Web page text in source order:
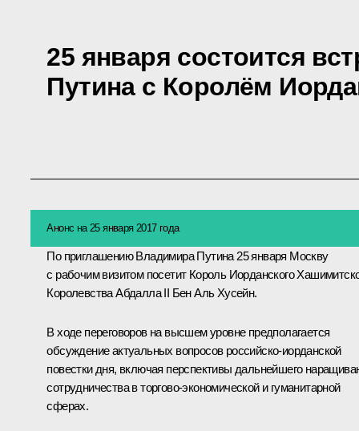
25 января состоится
Путина с Королём
Анонс на 25 января 2017 года
По приглашению Владимира Путина 25 января Москву
с рабочим визитом посетит Король Иорданского
КоролевстваАбдалла II Бен Аль Хусейн.
В ходе переговоров на высшем уровне предполагается
обсуждение актуальных вопросов российско-иорданской
повестки дня, включая перспективы дальнейшего
сотрудничества в торгово-экономической и гуманитарной
сферах.